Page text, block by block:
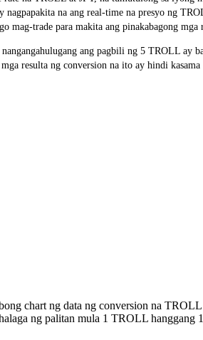
nagpapakita na ang real-time na presyo ng
mag-trade para makita ang pinakabagong mga
ang pagbili ng 5 TROLL
resulta ng conversion na ito ay hindi
chart ng data ng conversion na
ng palitan mula 1 TROLL